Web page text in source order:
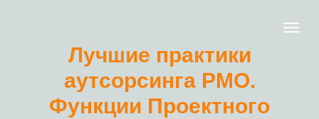
Лучшие практики
аутсорсинга РМО.
Функции Проектного